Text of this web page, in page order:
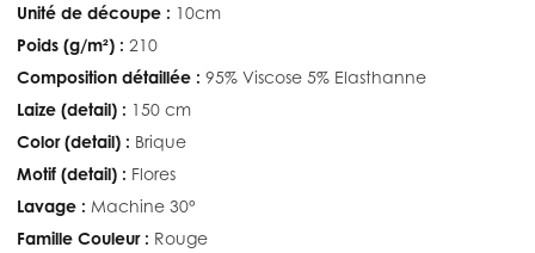
Unité de découpe : 10cm
Poids (g/m²) : 210
Composition détaillée : 95% Viscose 5% Elasthanne
Laize (detail) : 150 cm
Color (detail) : Brique
Motif (detail) : Flores
Lavage : Machine 30°
Famille Couleur : Rouge